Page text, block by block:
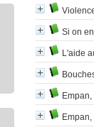
Si on
L'aide